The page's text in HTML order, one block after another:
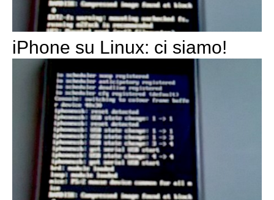
iPhone su Linux: ci siamo!